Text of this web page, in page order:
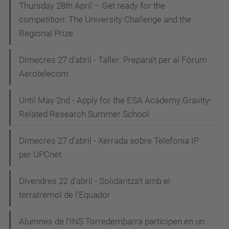
Thursday 28th April – Get ready for the
competition: The University Challenge and the
Regional Prize
Dimecres 27 d'abril - Taller: Prepara't per al Fòrum
Aerotelecom
Until May 2nd - Apply for the ESA Academy Gravity-
Related Research Summer School
Dimecres 27 d'abril - Xerrada sobre Telefonia IP
per UPCnet
Divendres 22 d'abril - Solidaritza't amb el
terratrèmol de l'Equador
Alumnes de l'INS Torredembarra participen en un